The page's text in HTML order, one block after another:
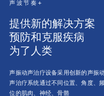
声波节奏+
提供新的解决方案
预防和克服疾病
为了人类
声振动声治疗设备采用创新的声振
声治疗系统通过不同位置、角度、
位的肌肉、神经、骨骼